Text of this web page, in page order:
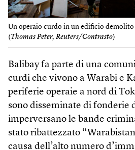
Un operaio curdo in un edificio demolito
(Thomas Peter, Reuters/Contrasto)
Balibay fa parte di una
curdi che vivono a Warabi e
periferie operaie a nord di
sono disseminate di fonderie
imperversano le bande
stato ribattezzato
causa dell’alto numero